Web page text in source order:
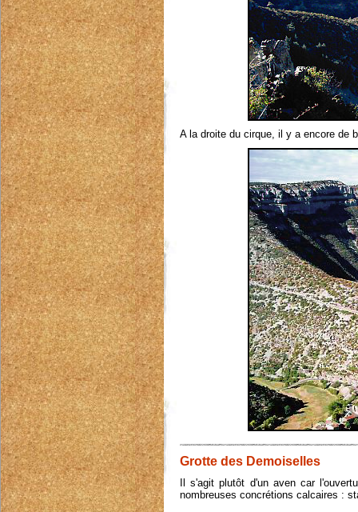
A la droite du cirque, il y a encore de
Grotte des Demoiselles
Il s'agit plutôt d'un aven car
nombreuses concrétions calcaires :